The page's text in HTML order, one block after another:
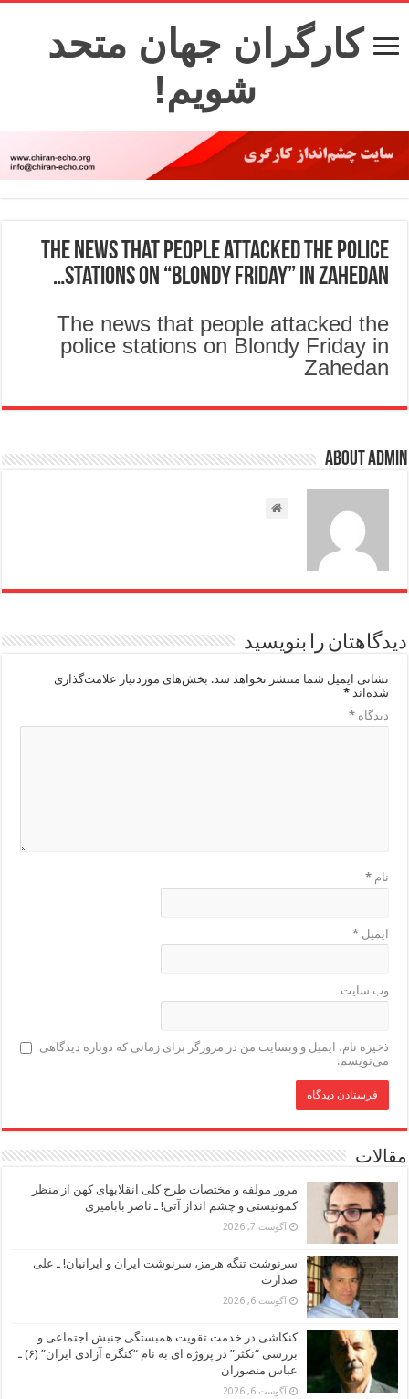
کارگران جهان متحد
شویم!
The news that people attacked the police
stations on “Blondy Friday” in Zahedan…
The news that people attacked the
police stations on Blondy Friday in
Zahedan
About admin
دیدگاهتان را بنویسید
نشانی ایمیل شما منتشر نخواهد شد. بخش‌های موردنیاز علامت‌گذاری
شده‌اند*
دیدگاه*
نام*
ایمیل*
وب‌ سایت
ذخیره نام، ایمیل و وبسایت من در مرورگر برای زمانی که دوباره دیدگاهی
می‌نویسم.
مقالات
مرور مولفه و مختصات طرح کلی انقلابهای کهن از منظر
کمونیستی و چشم انداز آتی! ـ ناصر بابامیری
آگوست 7, 2026
سرنوشت تنگه هرمز، سرنوشت ایران و ایرانیان! ـ علی
صدارت
آگوست 6, 2026
کنکاشی در خدمت تقویت همبستگی جنبش اجتماعی و
بررسی “نکثر” در پروژه ای به نام “کنگره آزادی ایران” (۶) ـ
عباس منصوران
آگوست 6, 2026